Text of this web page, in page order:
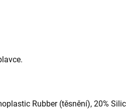
Rubber (těsnění), 20%